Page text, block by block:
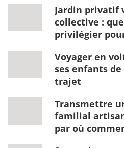
Jardin privatif
collective :
privilégier
Voyager en
ses enfants
trajet
Transmettre
familial
par où